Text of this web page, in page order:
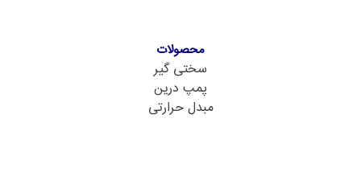
محصولات
سختی گیر
پمپ درین
مبدل حرارتی